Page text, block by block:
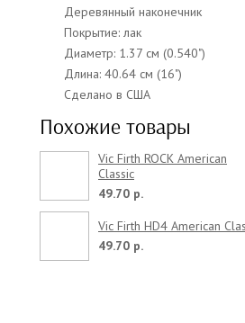
Деревянный наконечник
Покрытие: лак
Диаметр: 1.37 см (0.540")
Длина: 40.64 см (16")
Сделано в США
Похожие товары
Vic Firth ROCK American
Classic
49.70 р.
Vic Firth HD4 American
49.70 р.